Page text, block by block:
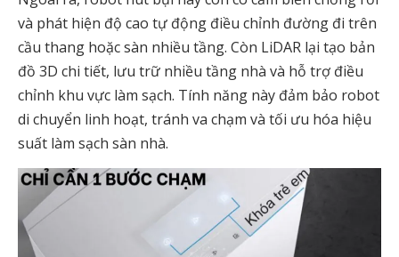
và phát hiện độ cao tự động điều chỉnh đường đi trên
cầu thang hoặc sàn nhiều tầng. Còn LiDAR lại tạo bản
đồ 3D chi tiết, lưu trữ nhiều tầng nhà và hỗ trợ điều
chỉnh khu vực làm sạch. Tính năng này đảm bảo robot
di chuyển linh hoạt, tránh va chạm và tối ưu hóa hiệu
suất làm sạch sàn nhà.